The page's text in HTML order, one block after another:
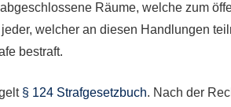
Räume, welche zum
welcher an diesen Handlungen
bestraft.
§ 124 Strafgesetzbuch. Nach der